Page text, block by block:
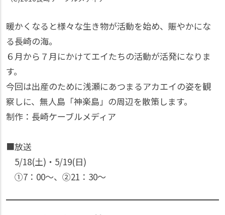
暖かくなると様々な生き物が活動を始め、賑やかにな
る長崎の海。
６月から７月にかけてエイたちの活動が活発になりま
す。
今回は出産のために浅瀬にあつまるアカエイの姿を観
察しに、無人島「神楽島」の周辺を散策します。
制作：長崎ケーブルメディア
■放送
5/18(土)・5/19(日)
①7：00〜、②21：30〜